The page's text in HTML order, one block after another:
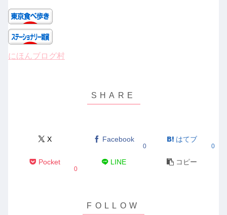
にほんブログ村
X Facebook
0
はてブ
0
Pocket
0
LINE コピー